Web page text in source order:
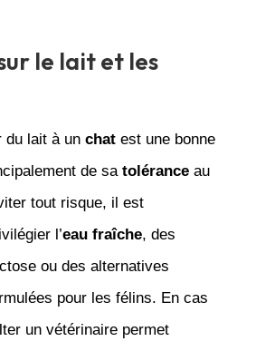
le lait et les
du lait à un chatest une bonne
de sa toléranceau
tout risque, il est
l’eau fraîche, des
ou des alternatives
pour les félins. En cas
un vétérinaire permet